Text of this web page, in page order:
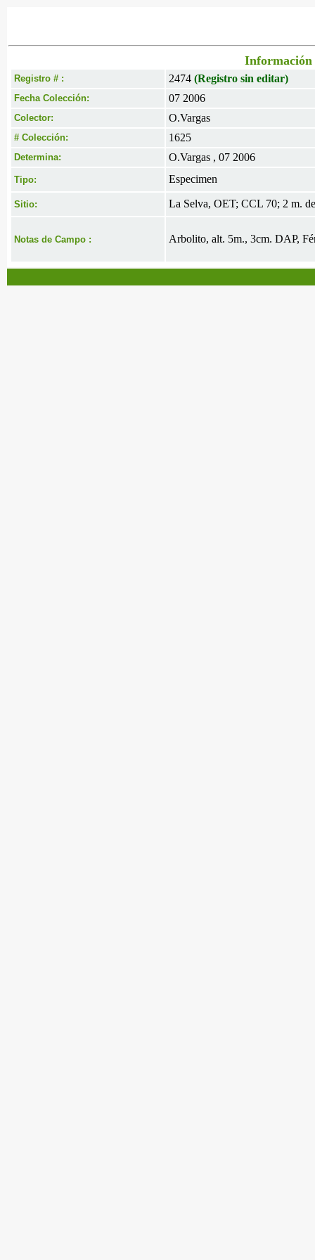
Información
Registro # : 2474 (Registro sin editar)
Fecha Colección: 07 2006
Colector: O.Vargas
# Colección: 1625
Determina: O.Vargas , 07 2006
Tipo: Especimen
Sitio: La Selva, OET; CCL 70; 2 m.
Notas de Campo : Arbolito, alt. 5m., 3cm. DAP,